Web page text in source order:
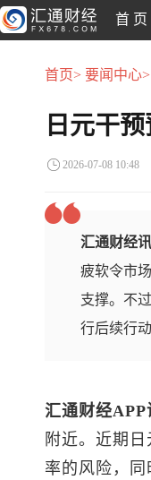
首 页
首页> 要闻中心>
日元干
2026-07-08 10:48
汇通财经
疲软令市
支撑。不
行后续行动
汇通财经
附近。近期
率的风险，同